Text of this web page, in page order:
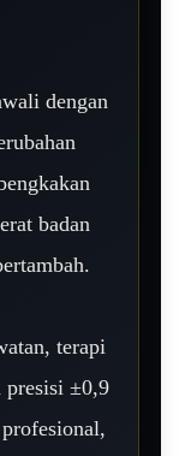
dengan
badan
terapi
presisi ±0,9